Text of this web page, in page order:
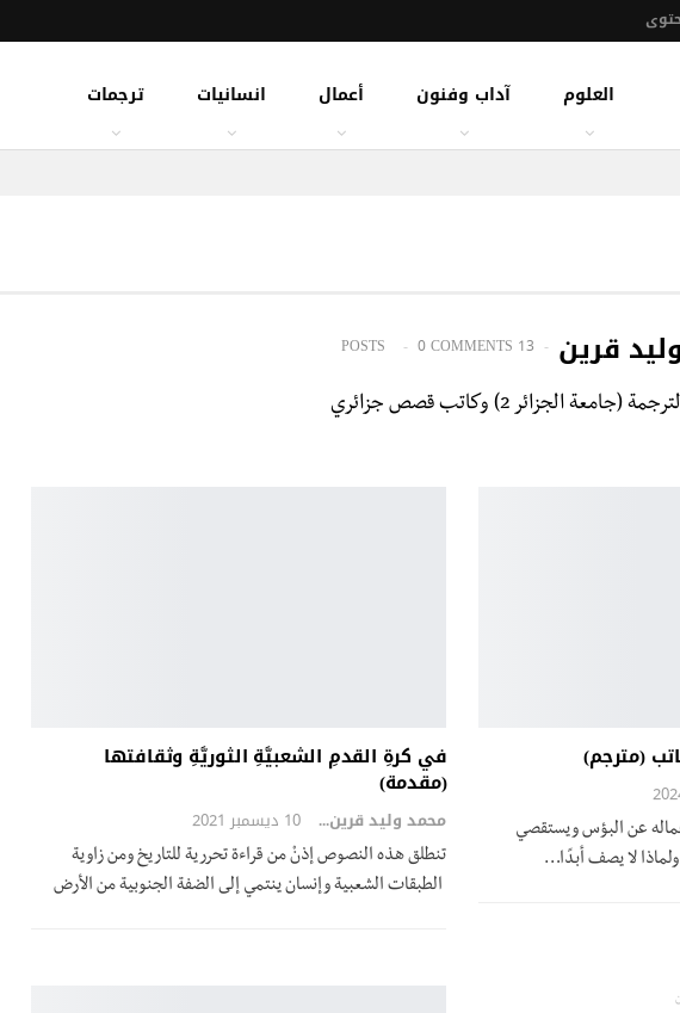
العلوم آداب وفنون أعمال انسانيات ترجمات
قرين 13 POSTS
0 COMMENTS
الجزائر 2) وكاتب قصص جزائري
(مترجم)
عن البؤس ويستقصي
لا يصف أبدًا…
في كرةِ القدمِ الشعبيَّةِ الثوريَّةِ وثقافتها
(مقدمة)
محمد وليد قرين 10 ديسمبر 2021
تنطلق هذه النصوص إذنْ من قراءة تحررية للتاريخ ومن زاوية
الطبقات الشعبية وإنسان ينتمي إلى الضفة الجنوبية من الأرض